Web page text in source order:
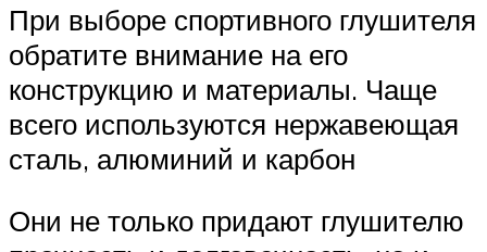
При выборе спортивного глушителя
обратите внимание на его
конструкцию и материалы. Чаще
всего используются нержавеющая
сталь, алюминий и карбон
Они не только придают глушителю